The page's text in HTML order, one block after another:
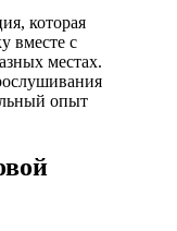
которая
вместе с
местах.
опыт